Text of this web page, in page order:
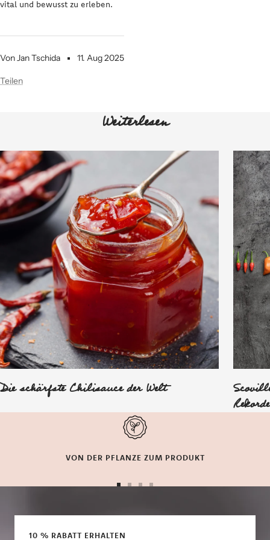
Von Jan Tschida 11. Aug 2025
Teilen
vital und bewusst zu erleben.
Weiterlesen
Die schärfste Chilisauce der Welt
VON DER PFLANZE ZUM PRODUKT
gehen
10 % RABATT ERHALTEN